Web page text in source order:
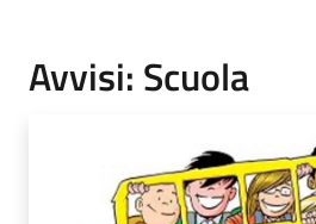
Avvisi: Scuola